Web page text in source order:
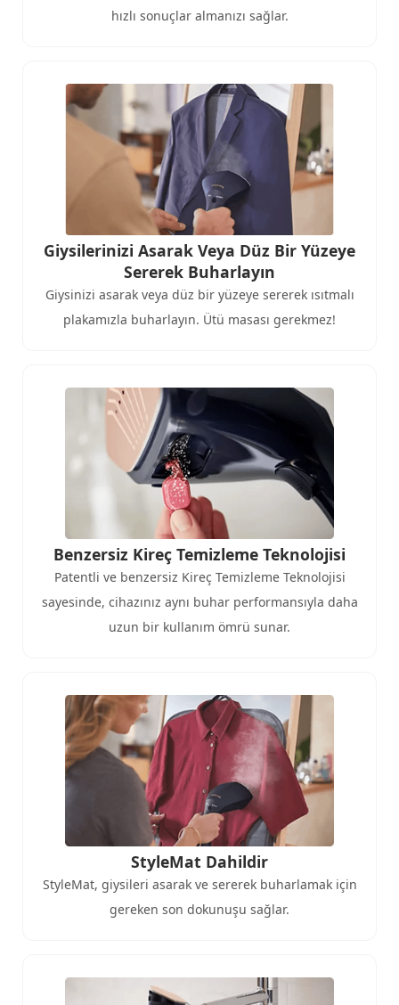
hızlı sonuçlar almanızı sağlar.
Giysilerinizi Asarak Veya Düz Bir Yüzeye
Sererek Buharlayın
Giysinizi asarak veya düz bir yüzeye sererek ısıtmalı
plakamızla buharlayın. Ütü masası gerekmez!
Benzersiz Kireç Temizleme Teknolojisi
Patentli ve benzersiz Kireç Temizleme Teknolojisi
sayesinde, cihazınız aynı buhar performansıyla daha
uzun bir kullanım ömrü sunar.
StyleMat Dahildir
StyleMat, giysileri asarak ve sererek buharlamak için
gereken son dokunuşu sağlar.